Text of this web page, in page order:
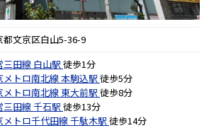
都文京区白山5-36-9
三田線 白山駅 徒歩1分
メトロ南北線本駒込駅 徒歩5分
メトロ南北線 東大前駅 徒歩8分
三田線千石駅 徒歩13分
メトロ千代田線千駄木駅 徒歩14分